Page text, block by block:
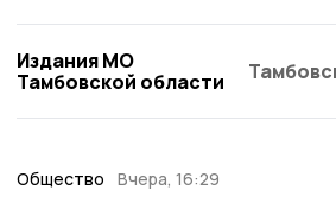
Издания МО
Тамбовской области
Общество Вчера, 16:29